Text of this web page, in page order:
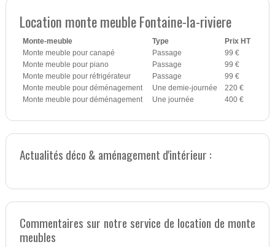
Location monte meuble Fontaine-la-riviere
Monte-meuble Type
Prix HT
Monte meuble pour canapé
Passage
99 €
Monte meuble pour piano
Passage
99 €
Monte meuble pour réfrigérateur
Passage
99 €
Monte meuble pour déménagement
Une demie-journée
220 €
Monte meuble pour déménagement
Une journée 400 €
Actualités déco & aménagement d'intérieur :
Commentaires sur notre service de location de monte
meubles